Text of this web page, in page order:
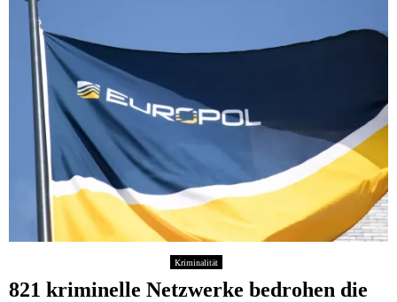
Kriminalität
821 kriminelle Netzwerke bedrohen die